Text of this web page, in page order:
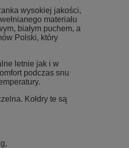
wysokiej jakości,
materiału
białym puchem, a
Polski, który
letnie jak i w
podczas snu
Kołdry te są